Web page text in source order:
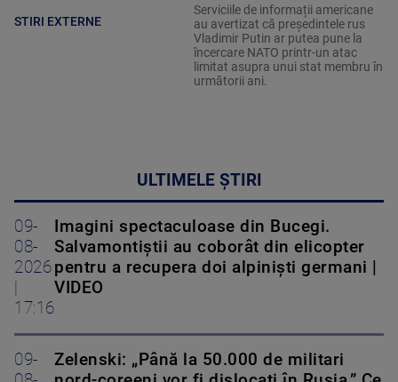
STIRI EXTERNE
Serviciile de informații americane
au avertizat că președintele rus
Vladimir Putin ar putea pune la
încercare NATO printr-un atac
limitat asupra unui stat membru în
următorii ani.
ULTIMELE ȘTIRI
09-
08-
2026
|
17:16
Imagini spectaculoase din Bucegi.
Salvamontiștii au coborât din elicopter
pentru a recupera doi alpiniști germani |
VIDEO
09-
Zelenski: „Până la 50.000 de militari